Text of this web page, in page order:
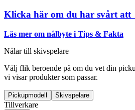
Klicka här om du har svårt
Läs mer om nålbyte i Tips & Fakta
Nålar till skivspelare
Välj flik beroende på om du vet din
vi visar produkter som passar.
Pickupmodell Skivspelare
Tillverkare